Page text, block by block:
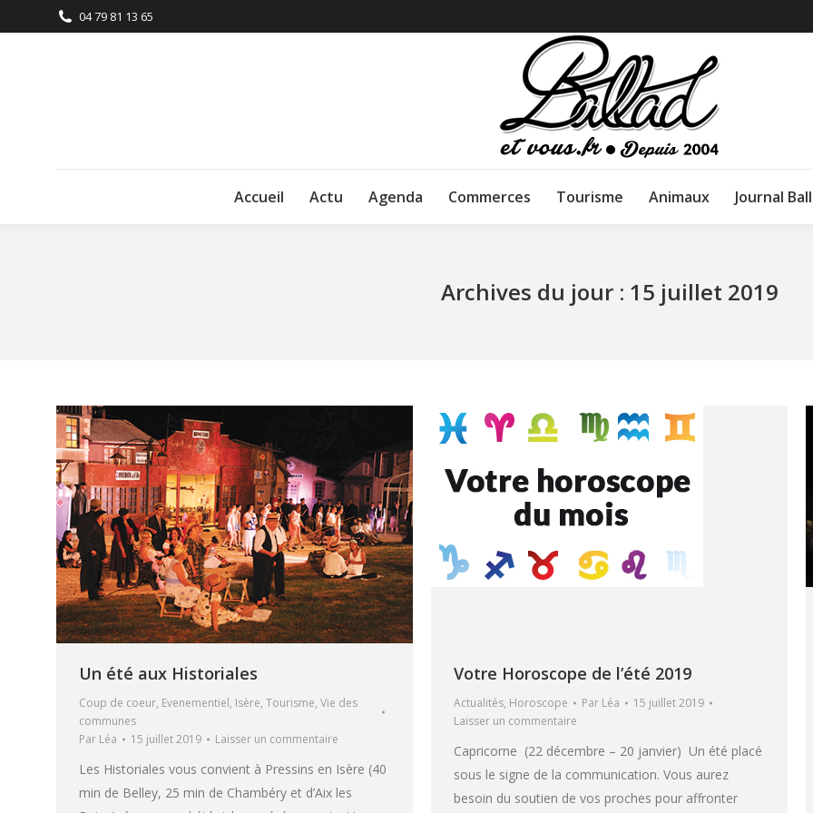
04 79 81 13 65
Accueil Actu Agenda Commerces Tourisme Animaux Journal
Archives du jour : 15 juillet 2019
Un été aux Historiales
Coup de coeur, Evenementiel, Isère, Tourisme, Vie des
communes
Par Léa 15 juillet 2019 Laisser un commentaire
Les Historiales vous convient à Pressins en Isère (40
min de Belley, 25 min de Chambéry et d’Aix les
Votre Horoscope de l’été 2019
Actualités, Horoscope Par Léa
15 juillet 2019
Laisser un commentaire
Capricorne (22 décembre – 20 janvier) Un été placé
sous le signe de la communication. Vous aurez
besoin du soutien de vos proches pour affronter